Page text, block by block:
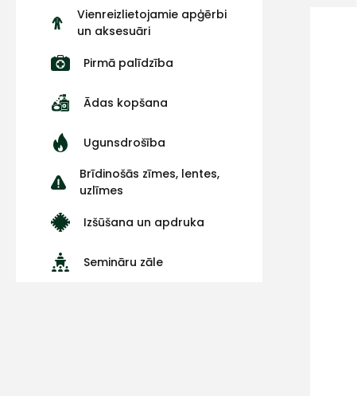
Vienreizlietojamie apģērbi
un aksesuāri
Pirmā palīdzība
Ādas kopšana
Ugunsdrošība
Brīdinošās zīmes, lentes,
uzlīmes
Izšūšana un apdruka
Semināru zāle